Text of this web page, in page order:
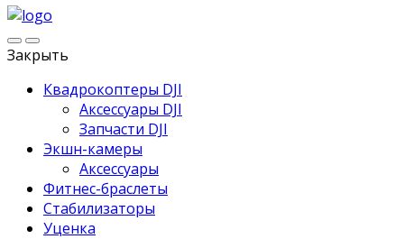
Закрыть
Квадрокоптеры DJI
Аксессуары DJI
Запчасти DJI
Экшн-камеры
Аксессуары
Фитнес-браслеты
Стабилизаторы
Уценка